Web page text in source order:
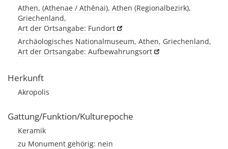
Athen, (Athenae / Athēnai), Athen (Regionalbezirk),
Griechenland,
Art der Ortsangabe: Fundort
Archäologisches Nationalmuseum, Athen, Griechenland,
Art der Ortsangabe: Aufbewahrungsort
Herkunft
Akropolis
Gattung/Funktion/Kulturepoche
Keramik
zu Monument gehörig: nein